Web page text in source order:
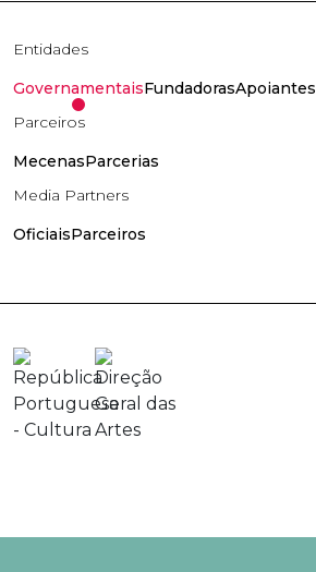
Entidades
GovernamentaisFundadorasApoiantes
Parceiros
MecenasParcerias
Media Partners
OficiaisParceiros